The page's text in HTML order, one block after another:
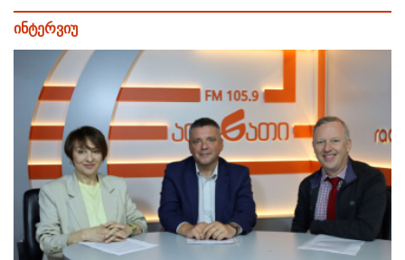
ინტერვიუ